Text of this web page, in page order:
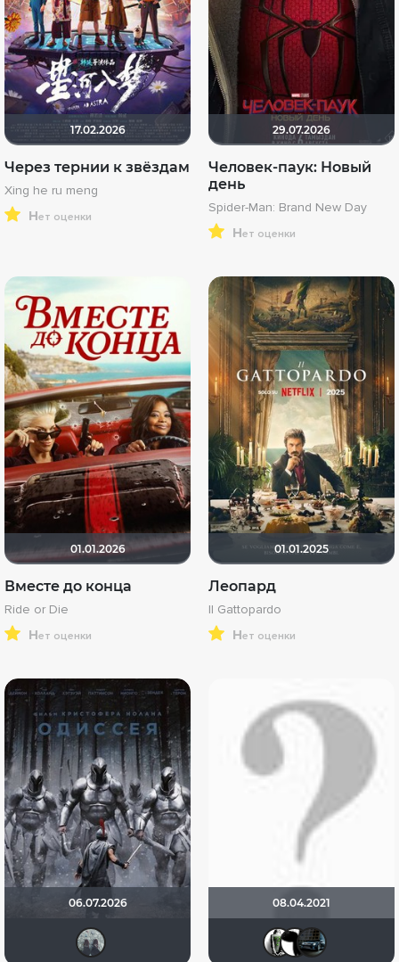
17.02.2026
Через тернии к звёздам
Xing he ru meng
нет оценки
29.07.2026
Человек-паук: Новый
день
Spider-Man: Brand New Day
нет оценки
01.01.2026
Вместе до конца
Ride or Die
нет оценки
01.01.2025
Леопард
Il Gattopardo
нет оценки
06.07.2026 08.04.2021